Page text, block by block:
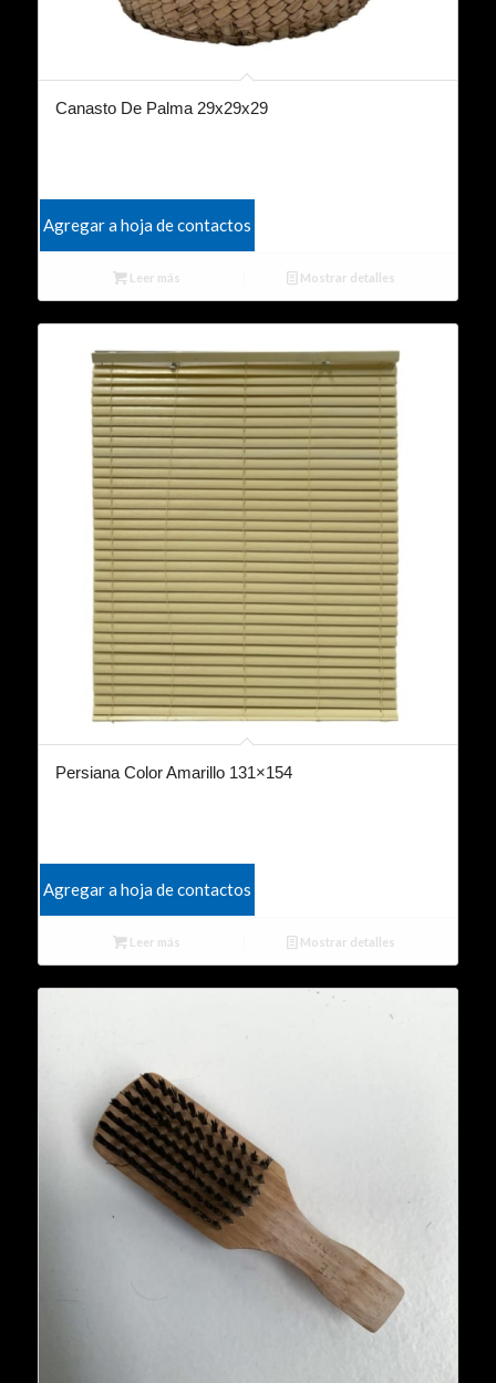
Canasto De Palma 29x29x29
Agregar a hoja de contactos
Leer más Mostrar detalles
Persiana Color Amarillo 131×154
Agregar a hoja de contactos
Leer más Mostrar detalles